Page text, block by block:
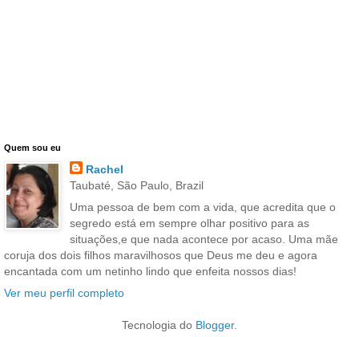
Quem sou eu
Rachel
Taubaté, São Paulo, Brazil
Uma pessoa de bem com a vida, que acredita que o
segredo está em sempre olhar positivo para as
situações,e que nada acontece por acaso. Uma mãe
coruja dos dois filhos maravilhosos que Deus me deu e agora
encantada com um netinho lindo que enfeita nossos dias!
Ver meu perfil completo
Tecnologia do Blogger.